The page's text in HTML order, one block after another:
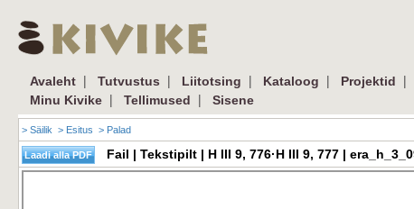
Avaleht | Tutvustus | Liitotsing | Kataloog | Projektid |
Minu Kivike | Tellimused | Sisene
> Säilik > Esitus > Palad
Fail | Tekstipilt | H III 9, 776·H III 9, 777 |